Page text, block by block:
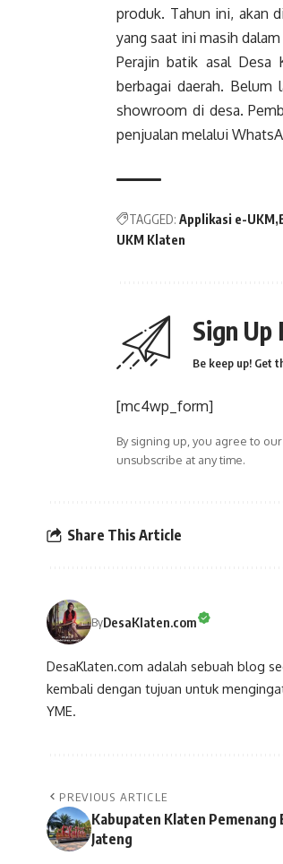
produk. Tahun ini, akan
yang saat ini masih
Perajin batik asal Desa
berbagai daerah. Belum
showroom di desa.
penjualan melalui
TAGGED: Applikasi e-UKM
UKM Klaten
Sign
Be keep up! Get
[mc4wp_form]
By signing up, you agree to our
unsubscribe at any time.
Share This Article
ByDesaKlaten.com
DesaKlaten.com adalah sebuah blog
kembali dengan tujuan untuk
YME.
PREVIOUS ARTICLE
Kabupaten Klaten Pemenang
Jateng